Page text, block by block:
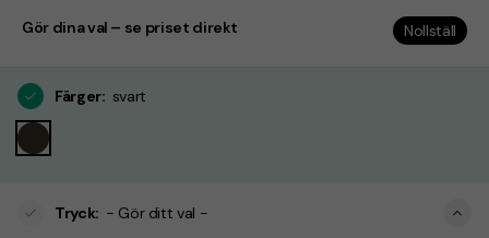
Gör dina val – se priset direkt Nollställ
Färger: svart
Tryck: - Gör ditt val -